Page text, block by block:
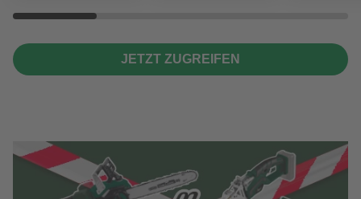
JETZT ZUGREIFEN